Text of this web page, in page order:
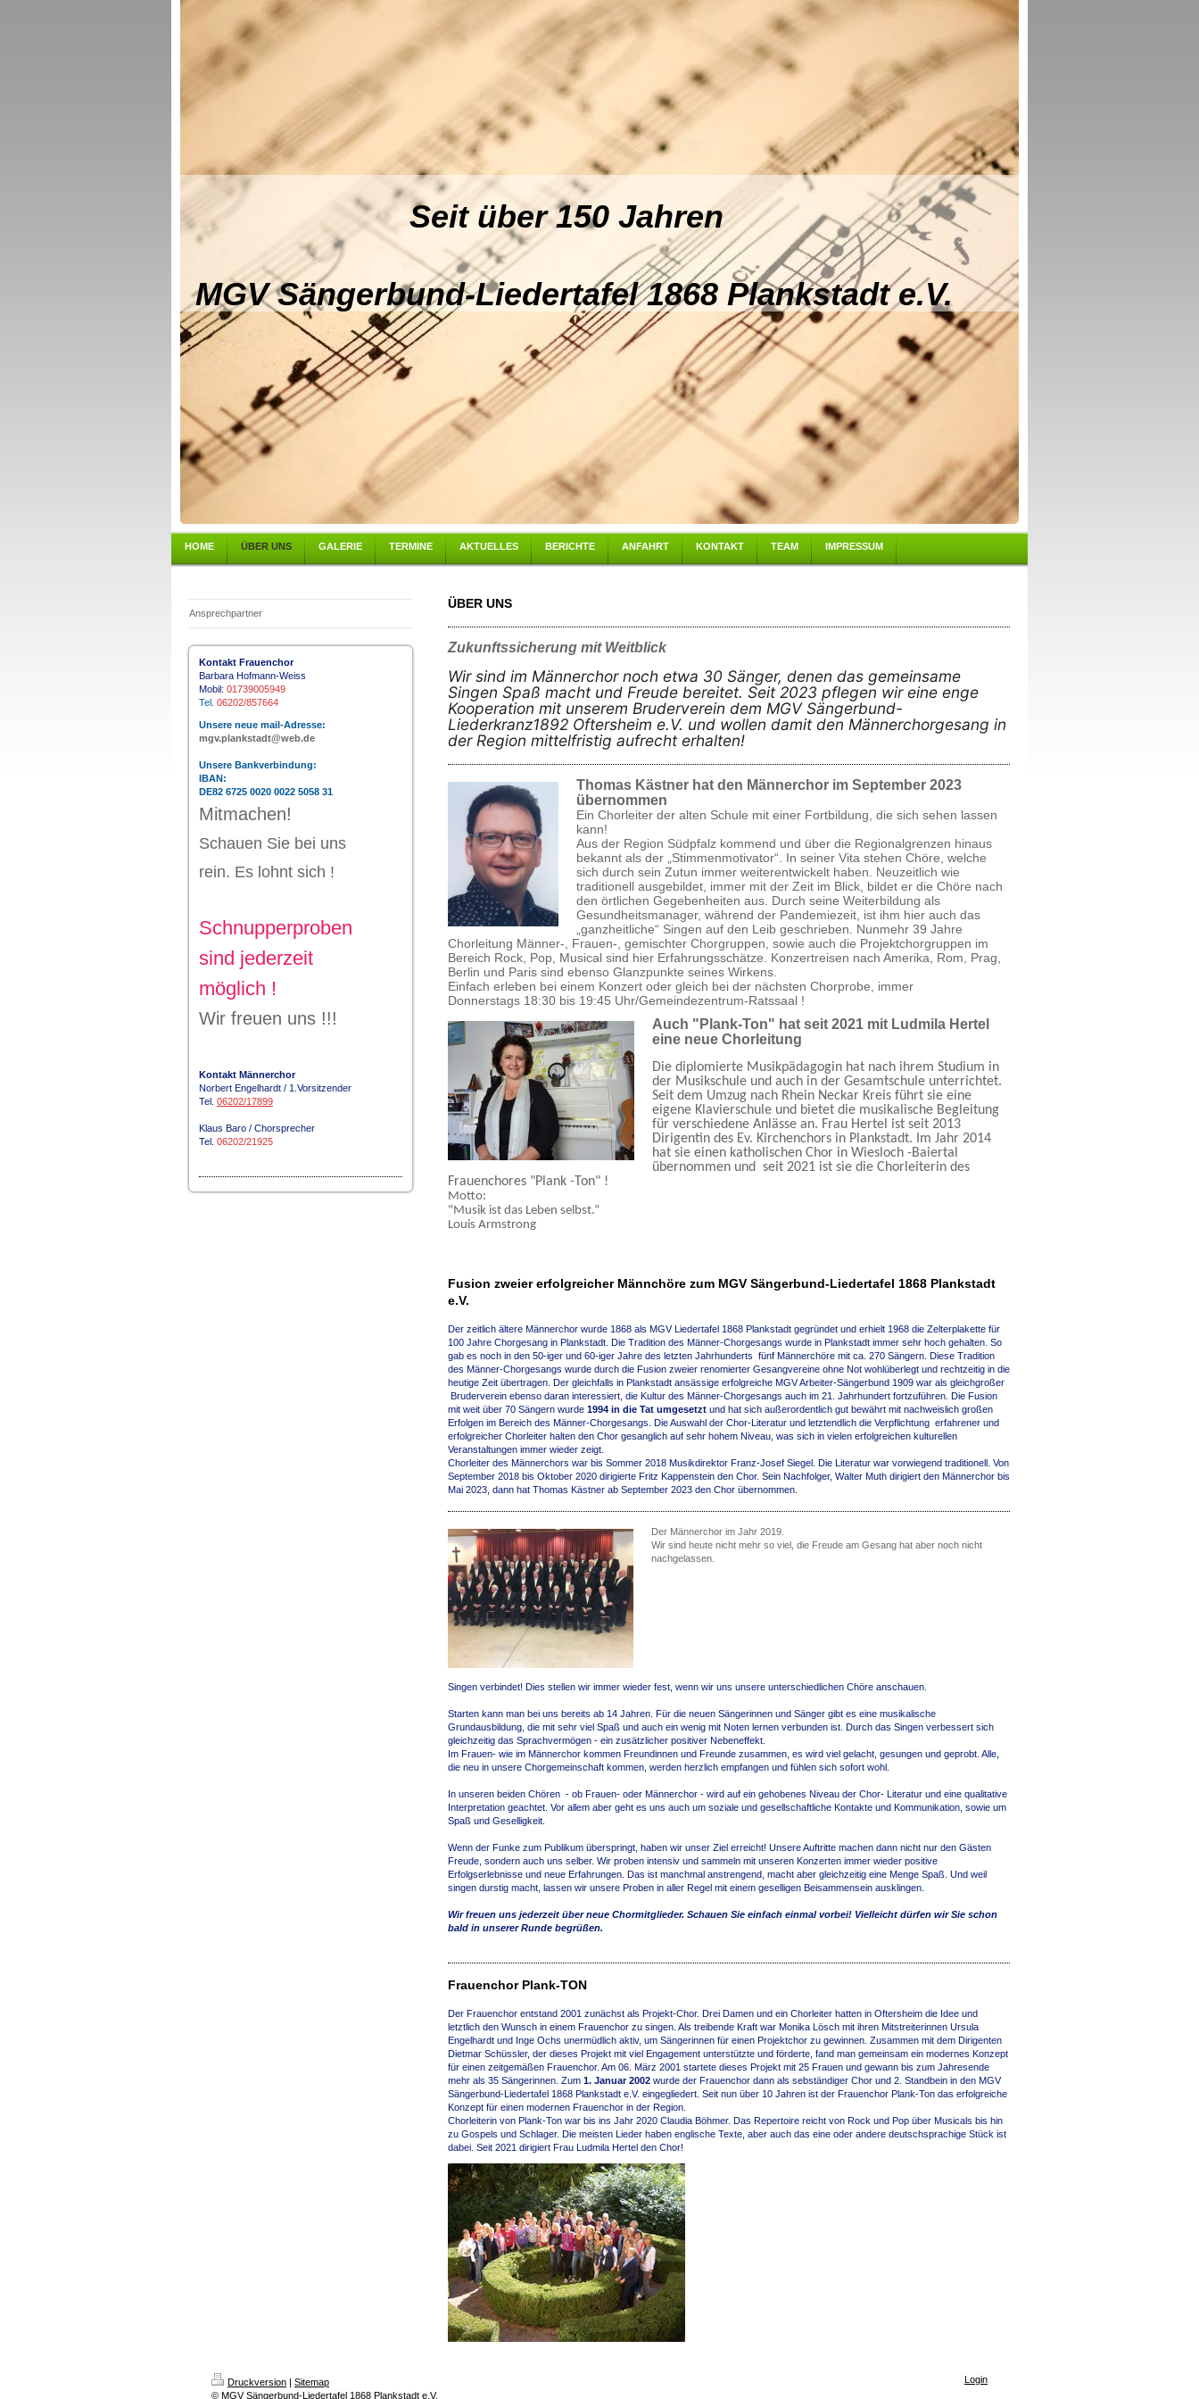
Seit über 150 Jahren
MGV Sängerbund-Liedertafel 1868 Plankstadt e.V.
HOME ÜBER UNS GALERIE TERMINE AKTUELLES BERICHTE ANFAHRT KONTAKT TEAM IMPRESSUM
Ansprechpartner
Kontakt Frauenchor
Barbara Hofmann-Weiss
Mobil: 01739005949
Tel. 06202/857664
Unsere neue mail-Adresse:
mgv.plankstadt@web.de
Unsere Bankverbindung:
IBAN:
DE82 6725 0020 0022 5058 31
Mitmachen!
Schauen Sie bei uns
rein. Es lohnt sich !
Schnupperproben
sind jederzeit
möglich !
Wir freuen uns !!!
Kontakt Männerchor
Norbert Engelhardt / 1.Vorsitzender
Tel. 06202/17899
Klaus Baro / Chorsprecher
Tel. 06202/21925
ÜBER UNS
Zukunftssicherung mit Weitblick
Wir sind im Männerchor noch etwa 30 Sänger, denen das gemeinsame
Singen Spaß macht und Freude bereitet. Seit 2023 pflegen wir eine enge
Kooperation mit unserem Bruderverein dem MGV Sängerbund-
Liederkranz1892 Oftersheim e.V. und wollen damit den Männerchorgesang in
der Region mittelfristig aufrecht erhalten!
Thomas Kästner hat den Männerchor im September 2023
übernommen
Ein Chorleiter der alten Schule mit einer Fortbildung, die sich sehen lassen
kann!
Aus der Region Südpfalz kommend und über die Regionalgrenzen hinaus
bekannt als der „Stimmenmotivator“. In seiner Vita stehen Chöre, welche
sich durch sein Zutun immer weiterentwickelt haben. Neuzeitlich wie
traditionell ausgebildet, immer mit der Zeit im Blick, bildet er die Chöre nach
den örtlichen Gegebenheiten aus. Durch seine Weiterbildung als
Gesundheitsmanager, während der Pandemiezeit, ist ihm hier auch das
„ganzheitliche“ Singen auf den Leib geschrieben. Nunmehr 39 Jahre
Chorleitung Männer-, Frauen-, gemischter Chorgruppen, sowie auch die Projektchorgruppen im
Bereich Rock, Pop, Musical sind hier Erfahrungsschätze. Konzertreisen nach Amerika, Rom, Prag,
Berlin und Paris sind ebenso Glanzpunkte seines Wirkens.
Einfach erleben bei einem Konzert oder gleich bei der nächsten Chorprobe, immer
Donnerstags 18:30 bis 19:45 Uhr/Gemeindezentrum-Ratssaal !
Auch "Plank-Ton" hat seit 2021 mit Ludmila Hertel
eine neue Chorleitung
Die diplomierte Musikpädagogin hat nach ihrem Studium in
der Musikschule und auch in der Gesamtschule unterrichtet.
Seit dem Umzug nach Rhein Neckar Kreis führt sie eine
eigene Klavierschule und bietet die musikalische Begleitung
für verschiedene Anlässe an. Frau Hertel ist seit 2013
Dirigentin des Ev. Kirchenchors in Plankstadt. Im Jahr 2014
hat sie einen katholischen Chor in Wiesloch -Baiertal
übernommen und seit 2021 ist sie die Chorleiterin des
Frauenchores "Plank -Ton" !
Motto:
"Musik ist das Leben selbst.“
Louis Armstrong
Fusion zweier erfolgreicher Männchöre zum MGV Sängerbund-Liedertafel 1868 Plankstadt
e.V.
Der zeitlich ältere Männerchor wurde 1868 als MGV Liedertafel 1868 Plankstadt gegründet und erhielt 1968 die Zelterplakette für
100 Jahre Chorgesang in Plankstadt. Die Tradition des Männer-Chorgesangs wurde in Plankstadt immer sehr hoch gehalten. So
gab es noch in den 50-iger und 60-iger Jahre des letzten Jahrhunderts fünf Männerchöre mit ca. 270 Sängern. Diese Tradition
des Männer-Chorgesangs wurde durch die Fusion zweier renomierter Gesangvereine ohne Not wohlüberlegt und rechtzeitig in die
heutige Zeit übertragen. Der gleichfalls in Plankstadt ansässige erfolgreiche MGV Arbeiter-Sängerbund 1909 war als gleichgroßer
Bruderverein ebenso daran interessiert, die Kultur des Männer-Chorgesangs auch im 21. Jahrhundert fortzuführen. Die Fusion
mit weit über 70 Sängern wurde 1994 in die Tat umgesetzt und hat sich außerordentlich gut bewährt mit nachweislich großen
Erfolgen im Bereich des Männer-Chorgesangs. Die Auswahl der Chor-Literatur und letztendlich die Verpflichtung erfahrener und
erfolgreicher Chorleiter halten den Chor gesanglich auf sehr hohem Niveau, was sich in vielen erfolgreichen kulturellen
Veranstaltungen immer wieder zeigt.
Chorleiter des Männerchors war bis Sommer 2018 Musikdirektor Franz-Josef Siegel. Die Literatur war vorwiegend traditionell. Von
September 2018 bis Oktober 2020 dirigierte Fritz Kappenstein den Chor. Sein Nachfolger, Walter Muth dirigiert den Männerchor bis
Mai 2023, dann hat Thomas Kästner ab September 2023 den Chor übernommen.
Der Männerchor im Jahr 2019.
Wir sind heute nicht mehr so viel, die Freude am Gesang hat aber noch nicht
nachgelassen.
Singen verbindet! Dies stellen wir immer wieder fest, wenn wir uns unsere unterschiedlichen Chöre anschauen.
Starten kann man bei uns bereits ab 14 Jahren. Für die neuen Sängerinnen und Sänger gibt es eine musikalische
Grundausbildung, die mit sehr viel Spaß und auch ein wenig mit Noten lernen verbunden ist. Durch das Singen verbessert sich
gleichzeitig das Sprachvermögen - ein zusätzlicher positiver Nebeneffekt.
Im Frauen- wie im Männerchor kommen Freundinnen und Freunde zusammen, es wird viel gelacht, gesungen und geprobt. Alle,
die neu in unsere Chorgemeinschaft kommen, werden herzlich empfangen und fühlen sich sofort wohl.
In unseren beiden Chören - ob Frauen- oder Männerchor - wird auf ein gehobenes Niveau der Chor- Literatur und eine qualitative
Interpretation geachtet. Vor allem aber geht es uns auch um soziale und gesellschaftliche Kontakte und Kommunikation, sowie um
Spaß und Geselligkeit.
Wenn der Funke zum Publikum überspringt, haben wir unser Ziel erreicht! Unsere Auftritte machen dann nicht nur den Gästen
Freude, sondern auch uns selber. Wir proben intensiv und sammeln mit unseren Konzerten immer wieder positive
Erfolgserlebnisse und neue Erfahrungen. Das ist manchmal anstrengend, macht aber gleichzeitig eine Menge Spaß. Und weil
singen durstig macht, lassen wir unsere Proben in aller Regel mit einem geselligen Beisammensein ausklingen.
Wir freuen uns jederzeit über neue Chormitglieder. Schauen Sie einfach einmal vorbei! Vielleicht dürfen wir Sie schon
bald in unserer Runde begrüßen.
Frauenchor Plank-TON
Der Frauenchor entstand 2001 zunächst als Projekt-Chor. Drei Damen und ein Chorleiter hatten in Oftersheim die Idee und
letztlich den Wunsch in einem Frauenchor zu singen. Als treibende Kraft war Monika Lösch mit ihren Mitstreiterinnen Ursula
Engelhardt und Inge Ochs unermüdlich aktiv, um Sängerinnen für einen Projektchor zu gewinnen. Zusammen mit dem Dirigenten
Dietmar Schüssler, der dieses Projekt mit viel Engagement unterstützte und förderte, fand man gemeinsam ein modernes Konzept
für einen zeitgemäßen Frauenchor. Am 06. März 2001 startete dieses Projekt mit 25 Frauen und gewann bis zum Jahresende
mehr als 35 Sängerinnen. Zum 1. Januar 2002 wurde der Frauenchor dann als sebständiger Chor und 2. Standbein in den MGV
Sängerbund-Liedertafel 1868 Plankstadt e.V. eingegliedert. Seit nun über 10 Jahren ist der Frauenchor Plank-Ton das erfolgreiche
Konzept für einen modernen Frauenchor in der Region.
Chorleiterin von Plank-Ton war bis ins Jahr 2020 Claudia Böhmer. Das Repertoire reicht von Rock und Pop über Musicals bis hin
zu Gospels und Schlager. Die meisten Lieder haben englische Texte, aber auch das eine oder andere deutschsprachige Stück ist
dabei. Seit 2021 dirigiert Frau Ludmila Hertel den Chor!
Druckversion | Sitemap
© MGV Sängerbund-Liedertafel 1868 Plankstadt e.V.
Login